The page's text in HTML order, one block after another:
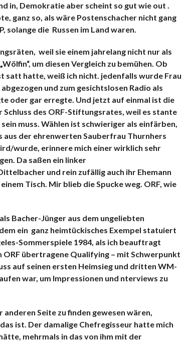
in, Demokratie aber scheint so gut wie out .
ganz so, als wäre Postenschacher nicht gang
solange die Russen im Land waren.
weil sie einem jahrelang nicht nur als
um diesen Vergleich zu bemühen. Ob
satt hatte, weiß ich nicht. jedenfalls wurde Frau
und zum gesichtslosen Radio als
oder gar erregte. Und jetzt auf einmal ist die
des ORF-Stiftungsrates, weil es stante
muss. Wählen ist schwieriger als einfärben,
aus der ehrenwerten Sauberfrau Thurnhers
wurde, erinnere mich einer wirklich sehr
Da saßen ein linker
und rein zufällig auch ihr Ehemann
Tisch. Mir blieb die Spucke weg. ORF, wie
Bacher-Jüngeraus dem ungeliebten
ein ganz heimtückisches Exempel statuiert
Sommerspiele 1984, als ich beauftragt
ORF übertragene Qualifying – mit Schwerpunkt
auf seinen ersten Heimsieg und dritten WM-
war, um Impressionen und nterviews zu
Seite zu finden gewesen wären,
ist. Der damalige Chefregisseur hatte mich
mehrmals in das von ihm mit der